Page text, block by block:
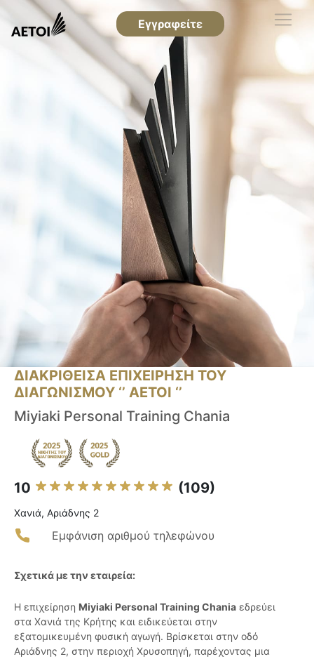
Εγγραφείτε
ΔΙΑΚΡΙΘΕΙΣΑ ΕΠΙΧΕΙΡΗΣΗ ΤΟΥ
ΔΙΑΓΩΝΙΣΜΟΥ ‘’ ΑΕΤΟΙ ‘’
Miyiaki Personal Training Chania
10 (109)
Χανιά, Αριάδνης 2
Εμφάνιση αριθμού τηλεφώνου
Σχετικά με την εταιρεία:
Η επιχείρηση Miyiaki Personal Training Chania εδρεύει
στα Χανιά της Κρήτης και ειδικεύεται στην
εξατομικευμένη φυσική αγωγή. Βρίσκεται στην οδό
Αριάδνης 2, στην περιοχή Χρυσοπηγή, παρέχοντας μια